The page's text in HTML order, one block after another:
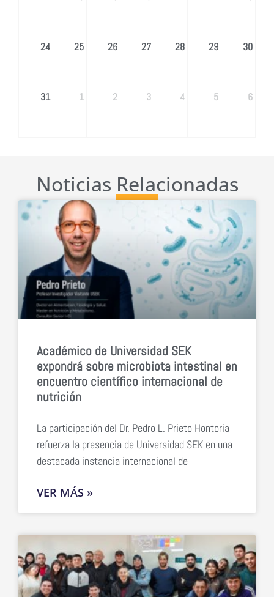
24 25 26 27 28 29 30
31 1 2 3 4 5 6
Noticias Relacionadas
Académico de Universidad SEK
expondrá sobre microbiota intestinal en
encuentro científico internacional de
nutrición
La participación del Dr. Pedro L. Prieto Hontoria
refuerza la presencia de Universidad SEK en una
destacada instancia internacional de
VER MÁS »